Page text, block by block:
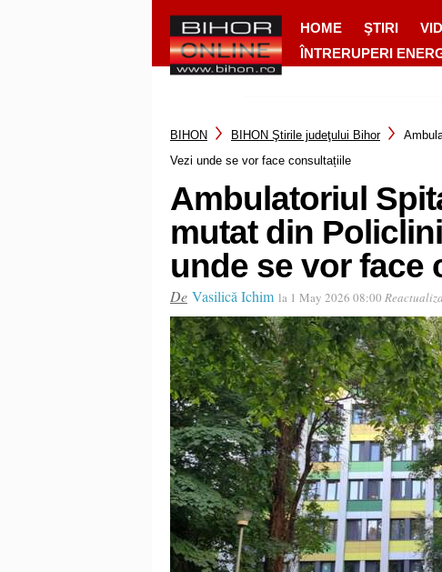
HOME ŞTIRI
ÎNTRERUPERI
BIHON BIHON Ştirile judeţului Bihor
Vezi unde se vor face consultațiile
Ambulatoriul
mutat din
unde se vor face
De Vasilică Ichim la 1 May 2026 08:00